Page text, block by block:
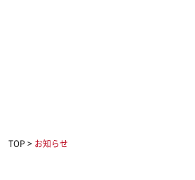
TOP > お知らせ